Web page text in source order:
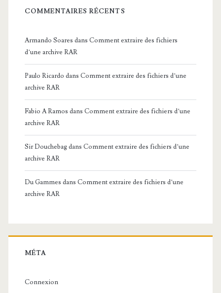
COMMENTAIRES RÉCENTS
Armando Soares dans Comment extraire des fichiers
d’une archive RAR
Paulo Ricardo dans Comment extraire des fichiers d’une
archive RAR
Fabio A Ramos dans Comment extraire des fichiers d’une
archive RAR
Sir Douchebagdans Comment extraire des fichiers d’une
archive RAR
Du Gammes dans Comment extraire des fichiers d’une
archive RAR
MÉTA
Connexion